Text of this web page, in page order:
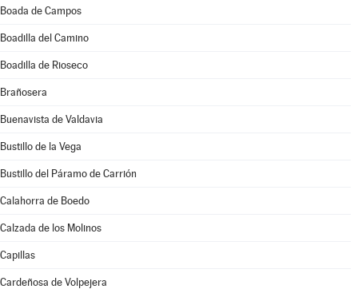
Boada de Campos
Boadilla del Camino
Boadilla de Rioseco
Brañosera
Buenavista de Valdavia
Bustillo de la Vega
Bustillo del Páramo de Carrión
Calahorra de Boedo
Calzada de los Molinos
Capillas
Cardeñosa de Volpejera